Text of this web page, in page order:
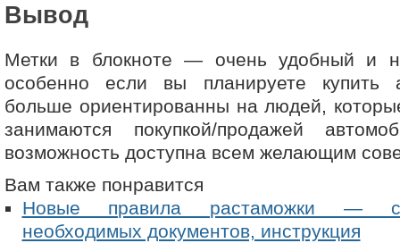
Вывод
Метки в блокноте — очень удобный и
особенно если вы планируете купить
больше ориентированны на людей,
занимаются покупкой/продажей
возможность доступна всем желающим
Вам также понравится
Новые правила растаможки —
необходимых документов, инструкция